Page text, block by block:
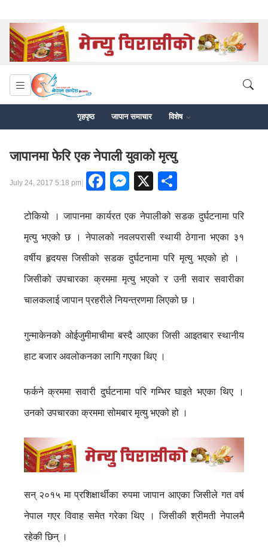
गृहपृष्ठ जापान समाचार विशेष
जापानमा फेरि एक नेपाली युवाको मृत्यु
July 24, 2017 5:18 pm| Facebook
Messenger
X
टोकियो । जापानमा कार्यरत एक नेपालीको सडक दुर्घटनामा परि
मृत्यु भएको छ । नेपालको नवलपरासी स्थायी ठेगाना भएका ३१
वर्षीय हृदयस जिसीको सडक दुर्घटनामा परि मृत्यु भएको हो ।
जिसीको उपचारका क्रममा मृत्यु भएको र उनी सवार सवारीका
चालकलाई जापान प्रहरीले नियन्त्रणमा लिएको छ ।
गुन्माकेनको ओईजुमीमाचीमा बस्दै आएका जिसी आइतबार स्थानीय
हाट बजार अवलोकनका लागि गएका थिए ।
फर्कने क्रममा सवारी दुर्घटनामा परि गम्भिर घाइते भएका थिए ।
उनको उपचारका क्रममा सोमबार मृत्यु भएको हो ।
सन् २०१५ मा प्रशिक्षार्थीका रुपमा जापान आएका जिसीले गत वर्ष
नेपाल गएर विवाह समेत गरेका थिए । जिसीकी श्रीमती नेपालमै
रहेकी छिन् ।